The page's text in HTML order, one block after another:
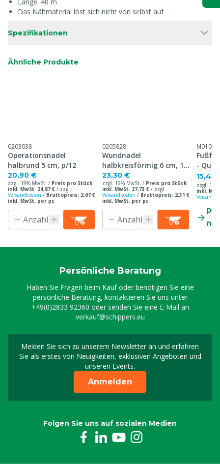
Das Nähmaterial löst sich nicht von selbst auf
Spezifikationen
Ähnliche Produkte
0203038
Operationsnadel
halbrund 5 cm, p/12
20,90 €
zzgl. 19% MwSt. / Preis pro Stück
inkl. MwSt. 24,87 € / zzgl.
Versandkosten / Bruttopreis: 2,07 €
inkl. MwSt. per pc
0205828
Wundnadel
halbkreisförmig 6 cm, 12
Stück
23,30 €
zzgl. 19% MwSt. / Preis pro Stück
inkl. MwSt. 27,73 € / zzgl.
Versandkosten / Bruttopreis: 2,31 €
inkl. MwSt. per pc
-
15,40
zzgl.
inkl.
Persönliche Beratung
Haben Sie Fragen beim Kauf oder benötigen Sie eine
persönliche Beratung, kontaktieren Sie uns unter
+49(0)2833 92360 oder senden Sie eine E-Mail an
verkauf@schippers.eu
Melden Sie sich zu unserem Newsletter an und erfahren
Sie als erstes von Neuigkeiten, exklusiven Angeboten und
unseren Events.
Melden Sie sich für
Anmelden
Folgen Sie uns auf sozialen Medien